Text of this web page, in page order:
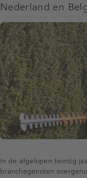
Nederland en
In de afgelopen twintig
branchegenoten